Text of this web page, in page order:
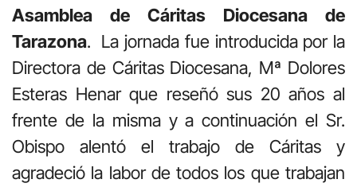
Asamblea de Cáritas Diocesana de
Tarazona. La jornada fue introducida por la
Directora de Cáritas Diocesana, Mª Dolores
Esteras Henar que reseñó sus 20 años al
frente de la misma y a continuación el Sr.
Obispo alentó el trabajo de Cáritas y
agradeció la labor de todos los que trabajan